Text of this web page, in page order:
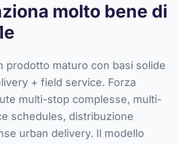
molto bene di
prodotto maturo con basi solide
+ field service. Forza
multi-stop complesse, multi-
schedules, distribuzione
urban delivery. Il modello